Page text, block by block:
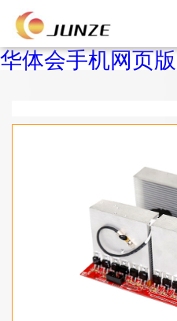
华体会手机网页版